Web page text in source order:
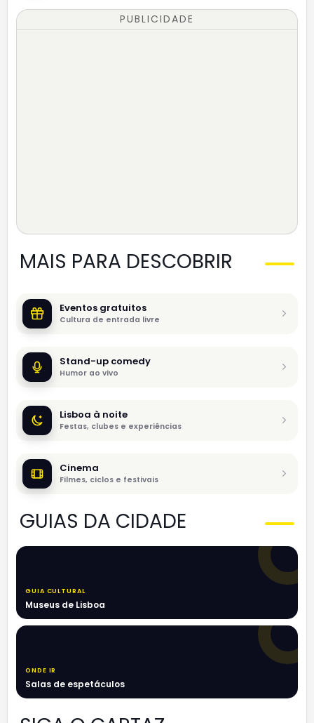
PUBLICIDADE
MAIS PARA DESCOBRIR
Eventos gratuitos
Cultura de entrada livre
Stand-up comedy
Humor ao vivo
Lisboa à noite
Festas, clubes e experiências
Cinema
Filmes, ciclos e festivais
GUIAS DA CIDADE
GUIA CULTURAL
Museus de Lisboa
ONDE IR
Salas de espetáculos